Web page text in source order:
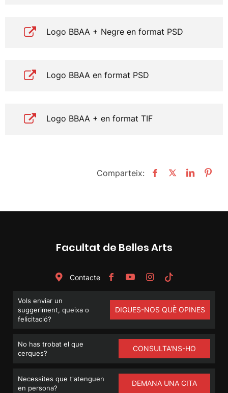
Logo BBAA + Negre en format PSD
Logo BBAA en format PSD
Logo BBAA + en format TIF
Comparteix:
Facultat de Belles Arts
Contacte
Vols enviar un
suggeriment, queixa o
felicitació?
DIGUES-NOS QUÈ OPINES
No has trobat el que
cerques?
CONSULTA'NS-HO
Necessites que t'atenguen
en persona?
DEMANA UNA CITA